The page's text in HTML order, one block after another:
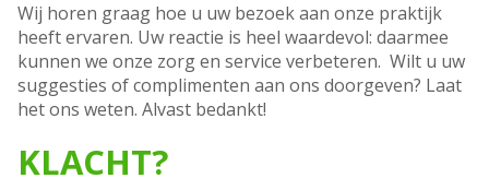
Wij horen graag hoe u uw bezoek aan onze praktijk
heeft ervaren. Uw reactie is heel waardevol: daarmee
kunnen we onze zorg en service verbeteren. Wilt u uw
suggesties of complimenten aan ons doorgeven? Laat
het ons weten. Alvast bedankt!
KLACHT?